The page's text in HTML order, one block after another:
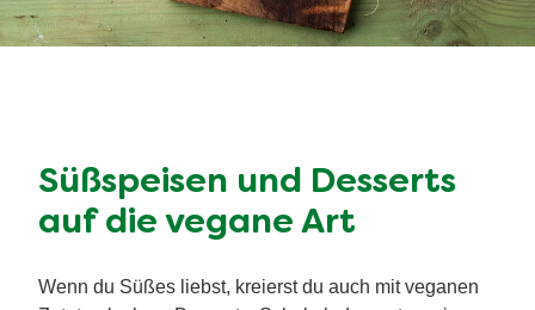
Süßspeisen und Desserts
auf die vegane Art
Wenn du Süßes liebst, kreierst du auch mit veganen